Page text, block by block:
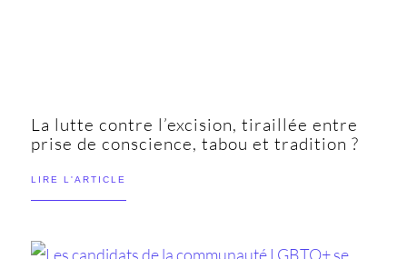
La lutte contre l’excision, tiraillée entre
prise de conscience, tabou et tradition ?
LIRE L'ARTICLE